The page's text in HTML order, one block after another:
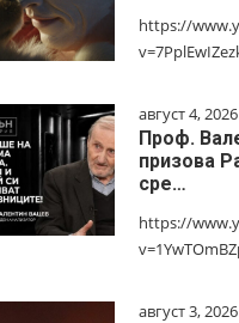
https://
август 4, 2026
Проф.
призова
сре…
https://
август 3, 2026